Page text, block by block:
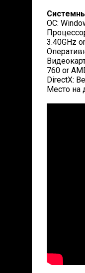
ОС:
3.40GHz
760 or
DirectX:
Место на